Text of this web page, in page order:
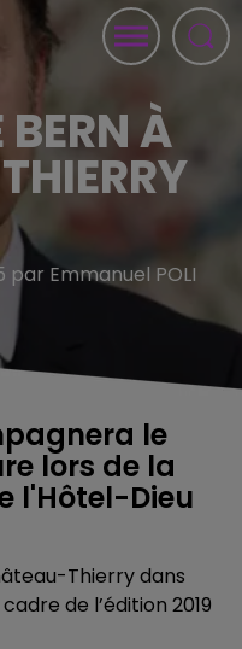
À
par Emmanuel POLI
le
lors de la
l'Hôtel-Dieu
Thierry dans
de l’édition 2019